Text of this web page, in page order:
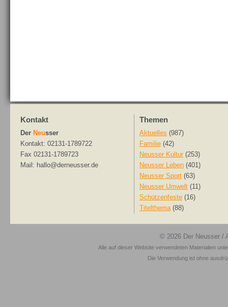
Kontakt
Der Neusser
Kontakt: 02131-1789722
Fax 02131-1789723
Mail: hallo@derneusser.de
Themen
Aktuelles (987)
Familie (42)
Neusser Kultur (253)
Neusser Leben (401)
Neusser Sport (63)
Neusser Umwelt (11)
Schützenfeste (16)
Titelthema(88)
© 2026 Der Neusser /
Alle auf dieser Website verwendeten Materialien
Die Verwendung ist ohne